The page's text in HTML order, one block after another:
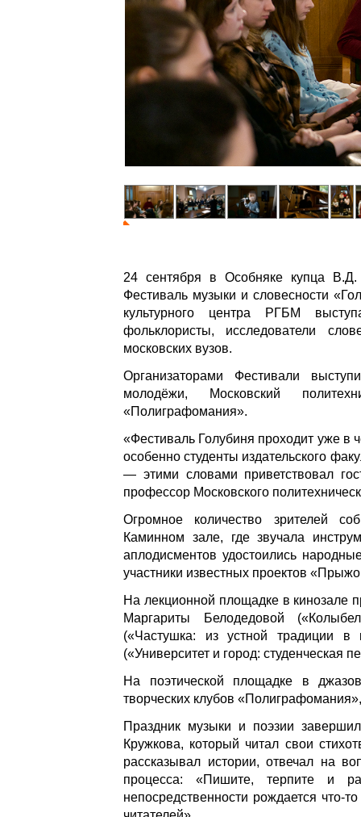
24 сентября в Особняке купца
Фестиваль музыки и словесности
культурного центра РГБМ
фольклористы, исследователи
московских вузов.
Организаторами Фестивали
молодёжи, Московский
«Полиграфомания».
«Фестиваль Голубиня проходит уже в
особенно студенты издательского
— этими словами приветствовал
профессор Московского
Огромное количество зрителей
Каминном зале, где звучала
аплодисментов удостоились
участники известных проектов
На лекционной площадке в кинозале
Маргариты Белодедовой
(«Частушка: из устной традиции в
(«Университет и город: студенческая
На поэтической площадке в
творческих клубов
Праздник музыки и поэзии
Кружкова, который читал свои
рассказывал истории, отвечал на
процесса: «Пишите, терпите и
непосредственности рождается что-